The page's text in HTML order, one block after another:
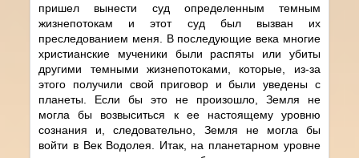
пришел вынести суд определенным темным
жизнепотокам и этот суд был вызван их
преследованием меня. В последующие века многие
христианские мученики были распяты или убиты
другими темными жизнепотоками, которые, из-за
этого получили свой приговор и были уведены с
планеты. Если бы это не произошло, Земля не
могла бы возвыситься к ее настоящему уровню
сознания и, следовательно, Земля не могла бы
войти в Век Водолея. Итак, на планетарном уровне